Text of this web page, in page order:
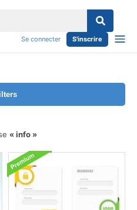
Se connecter S'inscrire
info